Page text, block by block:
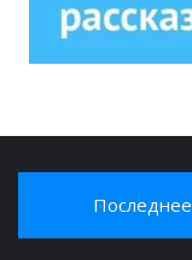
Последнее